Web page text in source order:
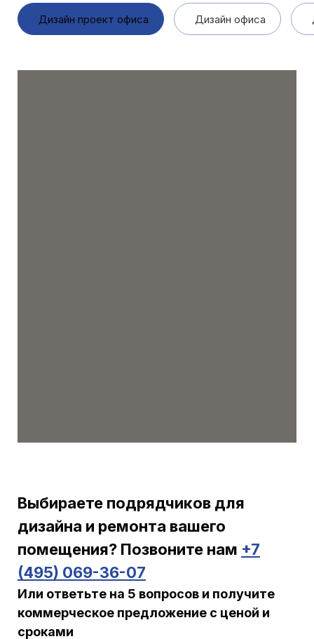
Дизайн проект офиса Дизайн офиса
Или ответьте на 5 вопросов и получите
коммерческое предложение с ценой и
сроками
Выбираете подрядчиков для
дизайна и ремонта вашего
помещения? Позвоните нам +7
(495) 069-36-07